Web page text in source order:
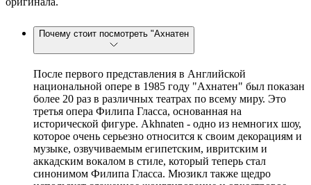
Почему стоит посмотреть "Ахнатен
После первого представления в Английской
национальной опере в 1985 году "Ахнатен" был показан
более 20 раз в различных театрах по всему миру. Это
третья опера Филипа Гласса, основанная на
исторической фигуре. Akhnaten - одно из немногих шоу,
которое очень серьезно относится к своим декорациям и
музыке, озвучиваемым египетским, ивритским и
аккадским вокалом в стиле, который теперь стал
синонимом Филипа Гласса. Мюзикл также щедро